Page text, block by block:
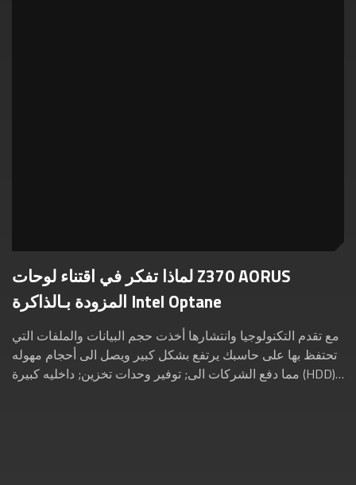
لماذا تفكر في اقتناء لوحات Z370 AORUS
المزودة بـالذاكرة Intel Optane
مع تقدم التكنولوجيا وانتشارها أخذت حجم البيانات والملفات التي
تحتفظ بها على حاسبك يرتفع بشكل كبير ويصل الى أحجام مهوله
مما دفع الشركات الى; توفير وحدات تخزين; داخليه كبيرة (HDD)